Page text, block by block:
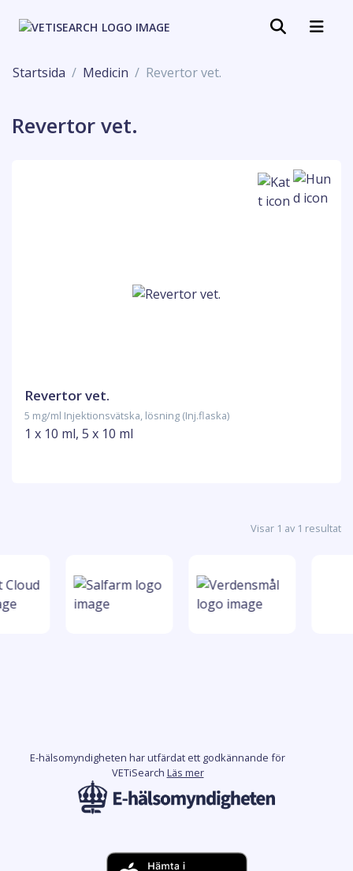
Startsida Medicin Revertor vet.
Revertor vet.
Revertor vet.
5 mg/ml Injektionsvätska, lösning (Inj.flaska)
1 x 10 ml, 5 x 10 ml
Visar 1 av 1 resultat
E-hälsomyndigheten har utfärdat ett godkännande för
VETiSearch Läs mer